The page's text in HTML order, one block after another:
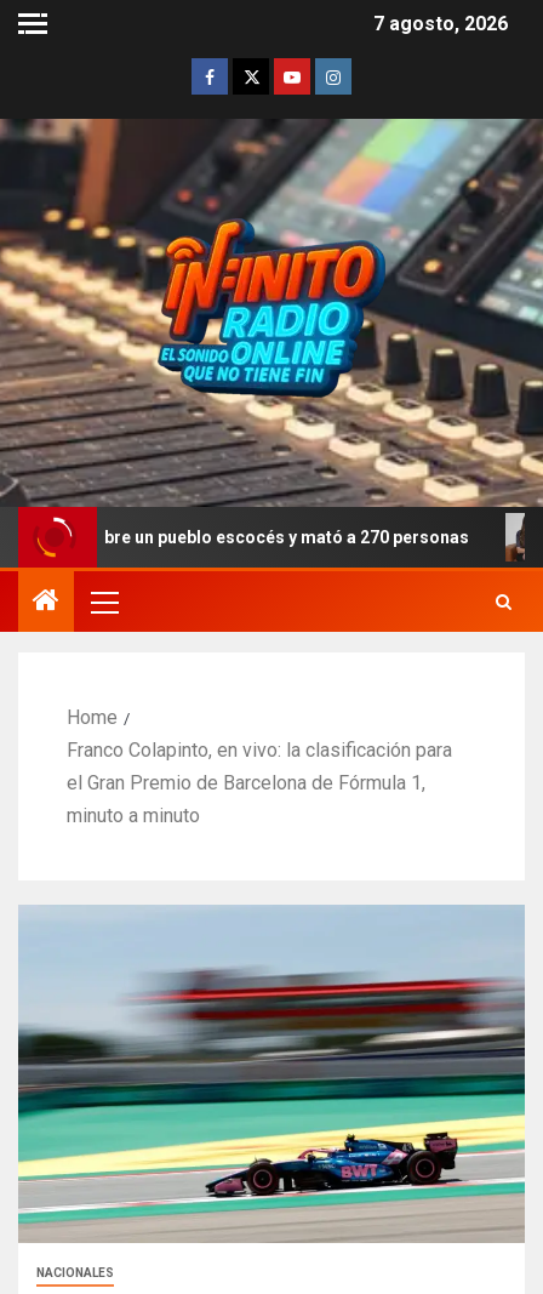
7 agosto, 2026
pueblo escocés y mató a 270 personas Deepfakes
Home
Franco Colapinto, en vivo: la clasificación para
el Gran Premio de Barcelona de Fórmula 1,
minuto a minuto
NACIONALES